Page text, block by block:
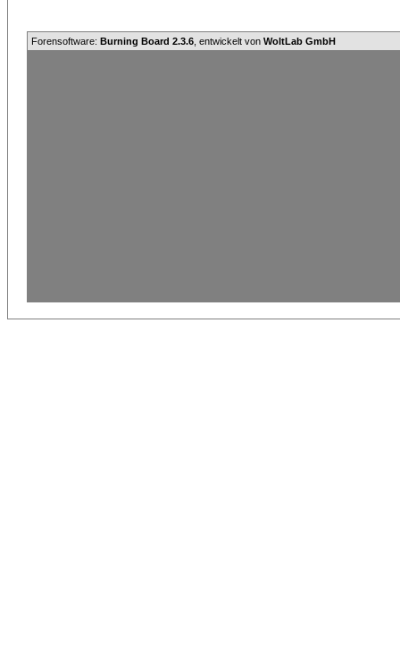
Forensoftware: Burning Board 2.3.6 , entwickelt von WoltLab GmbH